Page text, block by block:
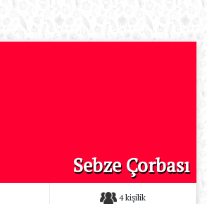
Sebze Çorbası
4 kişilik